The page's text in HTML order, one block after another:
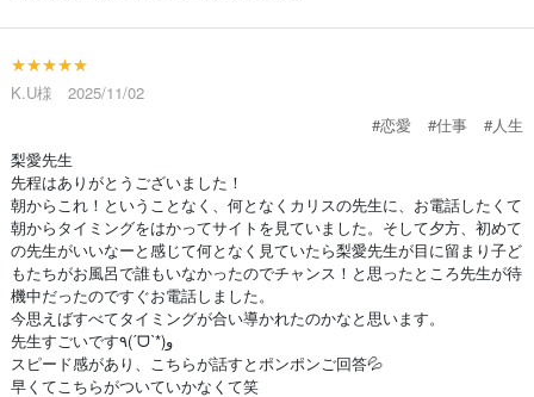
★★★★★
K.U様 2025/11/02
#恋愛
#仕事
#人生
梨愛先生
先程はありがとうございました！
朝からこれ！ということなく、何となくカリスの先生に、お電話したくて
朝からタイミングをはかってサイトを見ていました。そして夕方、初めて
の先生がいいなーと感じて何となく見ていたら梨愛先生が目に留まり子ど
もたちがお風呂で誰もいなかったのでチャンス！と思ったところ先生が待
機中だったのですぐお電話しました。
今思えばすべてタイミングが合い導かれたのかなと思います。
先生すごいです٩(ˊᗜˋ*)و
スピード感があり、こちらが話すとポンポンご回答💦
早くてこちらがついていかなくて笑